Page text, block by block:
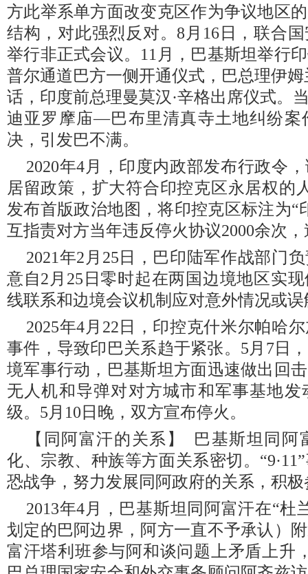
方此举系单方面改变克区作为争议地区
结构，对此强烈反对。8月16日，联合
举行非正式会议。11月，巴基斯坦举行
普尔通道巴方一侧开通仪式，巴总理伊
话，印度前总理曼莫汉·辛格出席仪式。
迪亚罗摩庙—巴布里清真寺土地纠纷案
决，引发巴不满。
2020年4月，印度内政部发布行政令
居留政策，扩大符合印控克区永居权的
发布首版政治地图，将印控克区标注为“
互指责对方当年违反停火协议2000余次
2021年2月25日，巴印陆军作战部门
意自2月25日零时起在两国边境地区实
线联系和边境会议机制应对意外情况或误
2025年4月22日，印控克什米尔帕哈
事件，导致印巴关系趋于紧张。5月7日
境军事行动，巴基斯坦方面迅速做出回
无人机和导弹对对方城市和军事基地
级。5月10日晚，双方宣布停火。
【同阿富汗的关系】 巴基斯坦同阿
化、宗教、种族等方面关系密切。
恐战争，努力发展同阿政府的关系，积
2013年4月，巴基斯坦同阿富汗在“杜
划定的巴阿边界，阿方一直不予承认）
富汗塔利班参与阿和谈问题上矛盾上升